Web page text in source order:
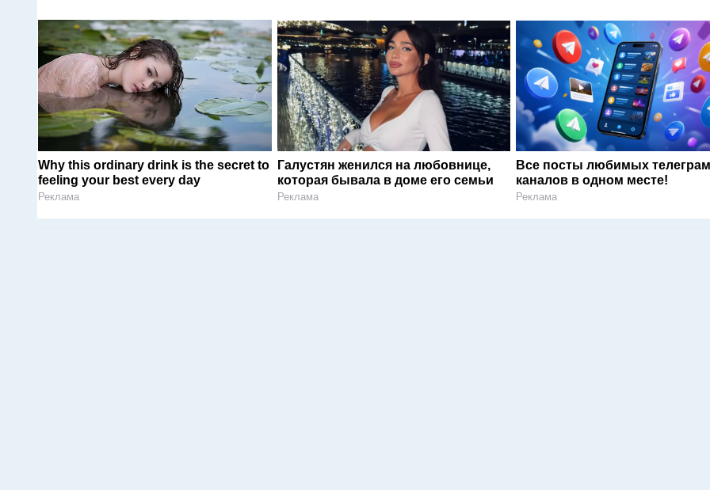
Why this ordinary drink is the secret to
feeling your best every day
Реклама
Галустян женился на любовнице,
которая бывала в доме его семьи
Реклама
Все посты любимых
каналов в одном месте!
Реклама